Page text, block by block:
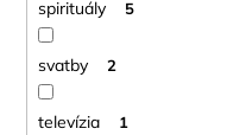
spirituály 5
svatby 2
televízia 1